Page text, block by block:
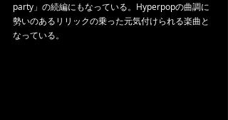
party」の続編にもなっている。Hyperpopの曲調に
勢いのあるリリックの乗った元気付けられる楽曲と
なっている。